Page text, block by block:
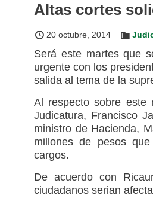
Altas cortes
20 octubre, 2014
Será este martes que
urgente con los
salida al tema de la
Al respecto sobre este
Judicatura, Francisco
ministro de Hacienda,
millones de pesos
cargos.
De acuerdo con
ciudadanos serian